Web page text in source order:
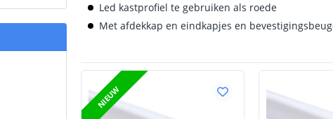
Led kastprofiel te gebruiken als roede
Met afdekkap en eindkapjes en
NIEUW